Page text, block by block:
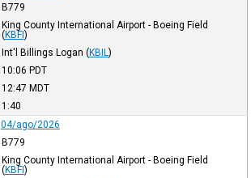
B779
King County International Airport - Boeing Field
(KBFI)
Int'l Billings Logan (KBIL )
10:06 PDT
12:47 MDT
1:40
04/ago/2026
B779
King County International Airport - Boeing Field
(KBFI)